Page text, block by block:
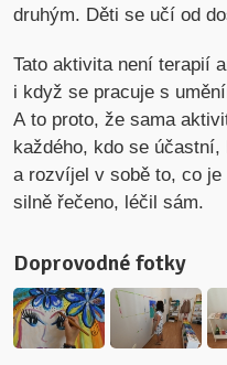
druhým. Děti se učí od
Tato aktivita není terapií
i když se pracuje s
A to proto, že sama
každého, kdo se
a rozvíjel v sobě to, co
silně řečeno, léčil sám.
Doprovodné fotky